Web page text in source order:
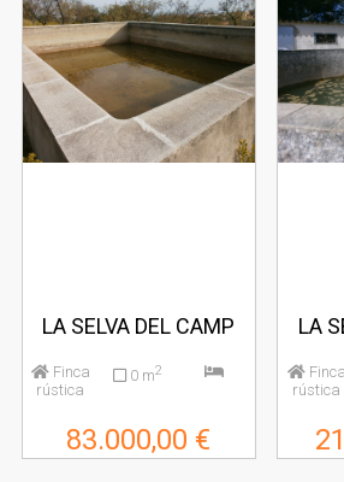
LA SELVA DEL CAMP
Finca
rústica
0 m2
83.000,00 €
LA
Finca
rústica